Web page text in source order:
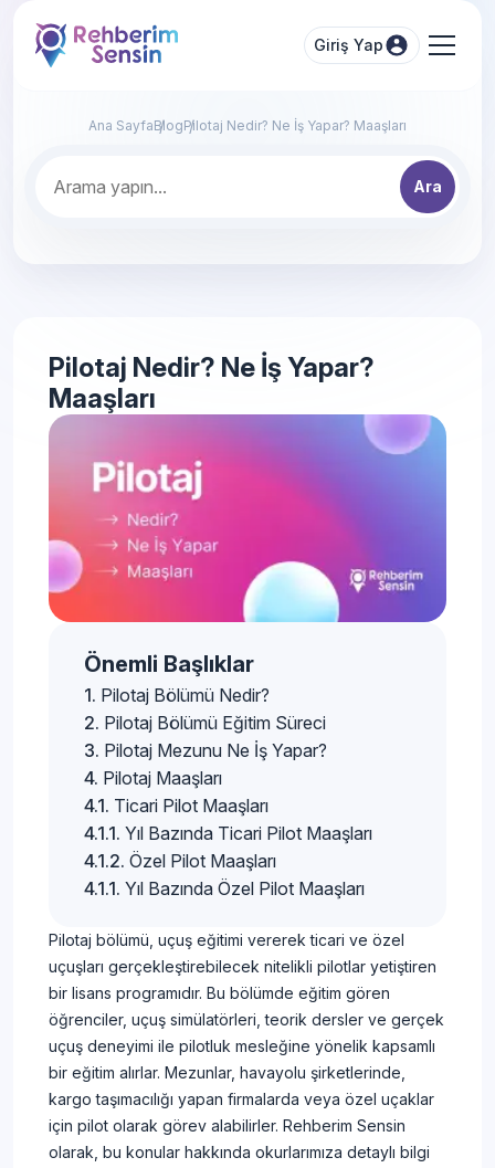
Giriş Yap
Ana SayfaBlogPilotaj Nedir? Ne İş Yapar? Maaşları
Ara
Pilotaj Nedir? Ne İş Yapar?
Maaşları
Önemli Başlıklar
Pilotaj Bölümü Nedir?
Pilotaj Bölümü Eğitim Süreci
Pilotaj Mezunu Ne İş Yapar?
Pilotaj Maaşları
Ticari Pilot Maaşları
Yıl Bazında Ticari Pilot Maaşları
Özel Pilot Maaşları
Yıl Bazında Özel Pilot Maaşları
Pilotaj bölümü, uçuş eğitimi vererek ticari ve özel
uçuşları gerçekleştirebilecek nitelikli pilotlar yetiştiren
bir lisans programıdır. Bu bölümde eğitim gören
öğrenciler, uçuş simülatörleri, teorik dersler ve gerçek
uçuş deneyimi ile pilotluk mesleğine yönelik kapsamlı
bir eğitim alırlar. Mezunlar, havayolu şirketlerinde,
kargo taşımacılığı yapan firmalarda veya özel uçaklar
için pilot olarak görev alabilirler. Rehberim Sensin
olarak, bu konular hakkında okurlarımıza detaylı bilgi